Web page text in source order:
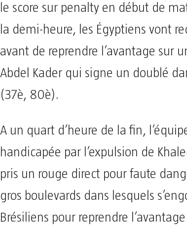
le score sur penalty en début de
la demi-heure, les Égyptiens vont
avant de reprendre l’avantage sur
Abdel Kader qui signe un doublé
(37è, 80è).
A un quart d’heure de la fin,
handicapée par l’expulsion de
pris un rouge direct pour faute
gros boulevards dans lesquels
Brésiliens pour reprendre